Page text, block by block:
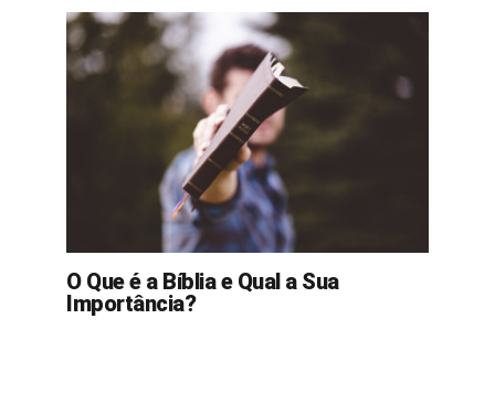
O Que é a Bíblia e Qual a Sua
Importância?